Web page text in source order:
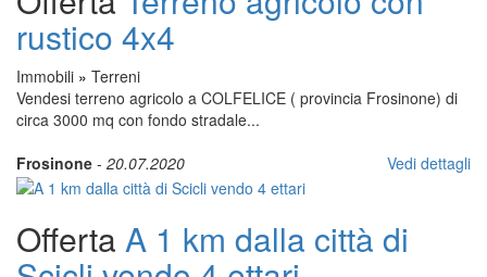
rustico 4x4
Immobili » Terreni
Vendesi terreno agricolo a COLFELICE ( provincia Frosinone) di
circa 3000 mq con fondo stradale...
Frosinone - 20.07.2020 Vedi dettagli
Offerta A 1 km dalla città di